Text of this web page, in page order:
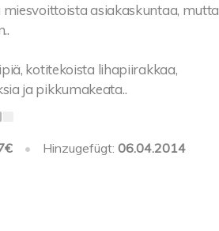
asiakaskuntaa, mutta
kotitekoista lihapiirakkaa,
ja pikkumakeata..
• Hinzugefügt:06.04.2014